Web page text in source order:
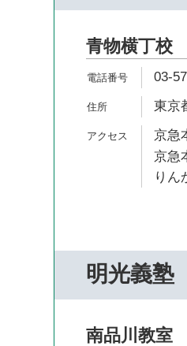
青物横丁校
03-
東京
京急
京急
りん
明光義塾
南品川教室